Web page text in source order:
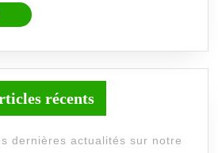
sur
notre
page
!
EN
SAVOIR
récents
dernières actualités sur notre